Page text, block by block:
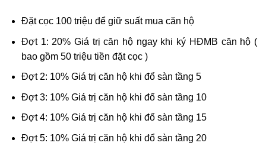
Đặt cọc 100 triệu để giữ suất mua căn hộ
Đợt 1: 20% Giá trị căn hộ ngay khi ký HĐMB căn hộ (
bao gồm 50 triệu tiền đặt cọc )
Đợt 2: 10% Giá trị căn hộ khi đổ sàn tầng 5
Đợt 3: 10% Giá trị căn hộ khi đổ sàn tầng 10
Đợt 4: 10% Giá trị căn hộ khi đổ sàn tầng 15
Đợt 5: 10% Giá trị căn hộ khi đổ sàn tầng 20